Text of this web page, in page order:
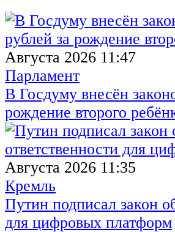
Августа 2026 11:47
Парламент
В Госдуму внесён
рождение второго
Августа 2026 11:35
Кремль
Путин подписал закон
для цифровых платформ